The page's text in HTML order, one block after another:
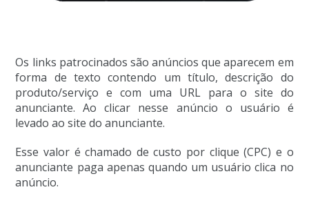
Os links patrocinados são anúncios que aparecem em
forma de texto contendo um título, descrição do
produto/serviço e com uma URL para o site do
anunciante. Ao clicar nesse anúncio o usuário é
levado ao site do anunciante.
Esse valor é chamado de custo por clique (CPC) e o
anunciante paga apenas quando um usuário clica no
anúncio.